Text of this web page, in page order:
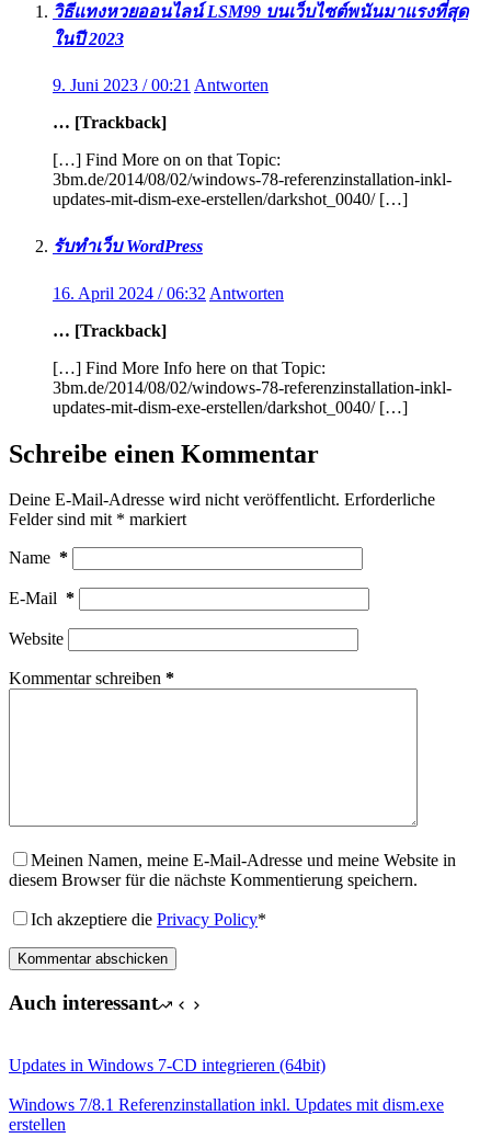
วิธีแทงหวยออนไลน์ LSM99 บนเว็บไซต์พนันมาแรงที่สุด
ในปี 2023
9. Juni 2023 / 00:21 Antworten
… [Trackback]
[…] Find More on on that Topic:
3bm.de/2014/08/02/windows-78-referenzinstallation-inkl-
updates-mit-dism-exe-erstellen/darkshot_0040/ […]
รับทำเว็บ WordPress
16. April 2024 / 06:32 Antworten
… [Trackback]
[…] Find More Info here on that Topic:
3bm.de/2014/08/02/windows-78-referenzinstallation-inkl-
updates-mit-dism-exe-erstellen/darkshot_0040/ […]
Schreibe einen Kommentar
Deine E-Mail-Adresse wird nicht veröffentlicht. Erforderliche
Felder sind mit * markiert
Name *
E-Mail *
Website
Kommentar schreiben *
Meinen Namen, meine E-Mail-Adresse und meine Website in
diesem Browser für die nächste Kommentierung speichern.
Ich akzeptiere die Privacy Policy*
Kommentar abschicken
Auch interessant
Updates in Windows 7-CD integrieren (64bit)
Windows 7/8.1 Referenzinstallation inkl. Updates mit dism.exe
erstellen